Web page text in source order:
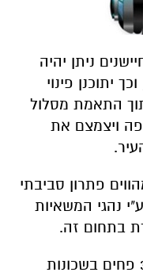
ניתן יהיה
יתוכנן פינוי
התאמת מסלול
ויצמצם את
פתרון סביבתי
נהגי המשאיות
בתחום זה.
עד היום העירייה התקינה כ-300 פחים בשכונות